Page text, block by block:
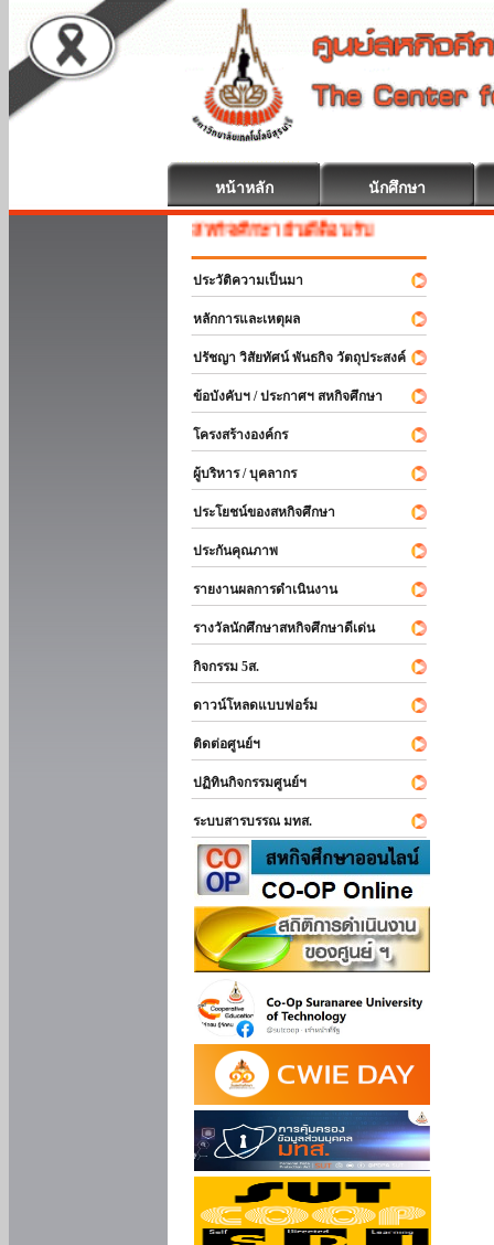
หน้าหลัก นักศึกษา
สหกิจศึกษา ยินดีต้อนรับ
ประวัติความเป็นมา
หลักการและเหตุผล
ปรัชญา วิสัยทัศน์ พันธกิจ วัตถุประสงค์
ข้อบังคับฯ / ประกาศฯ สหกิจศึกษา
โครงสร้างองค์กร
ผู้บริหาร / บุคลากร
ประโยชน์ของสหกิจศึกษา
ประกันคุณภาพ
รายงานผลการดำเนินงาน
รางวัลนักศึกษาสหกิจศึกษาดีเด่น
กิจกรรม 5ส.
ดาวน์โหลดแบบฟอร์ม
ติดต่อศูนย์ฯ
ปฏิทินกิจกรรมศูนย์ฯ
ระบบสารบรรณ มทส.